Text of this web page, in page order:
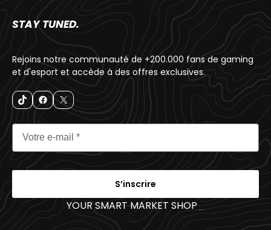
STAY TUNED.
Rejoins notre communauté de +200.000 fans de gaming
et d'esport et accède à des offres exclusives.
S’inscrire
YOUR SMART MARKET SHOP _